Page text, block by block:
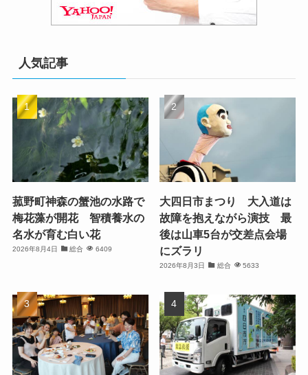
人気記事
菰野町神森の蟹池の水路で
梅花藻が開花 智積養水の
名水が育む白い花
2026年8月4日 総合 6409
大四日市まつり 大入道は
故障を抱えながら演技 最
後は山車5台が交差点会場
にズラリ
2026年8月3日 総合 5633